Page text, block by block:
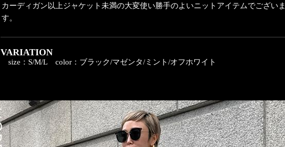
カーディガン以上ジャケット未満の大変使い勝手のよいニットアイテムでございま
す。
VARIATION
size：S/M/L color：ブラック/マゼンタ/ミント/オフホワイト